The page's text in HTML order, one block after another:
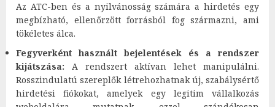
Az ATC-ben és a nyilvánosság számára a hirdetés egy
megbízható, ellenőrzött forrásból fog származni, ami
tökéletes álca.
Fegyverként használt bejelentések és a rendszer
kijátszása: A rendszert aktívan lehet manipulálni.
Rosszindulatú szereplők létrehozhatnak új, szabálysértő
hirdetési fiókokat, amelyek egy legitim vállalkozás